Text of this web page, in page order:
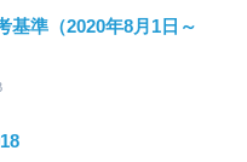
基準（2020年8月1日～